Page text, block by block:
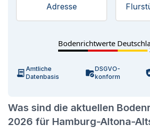
Was sind die aktuellen
2026 für Hamburg-Altona-
Adresse
Bodenrichtwerte
Amtliche
Datenbasis
DSGVO-
konform